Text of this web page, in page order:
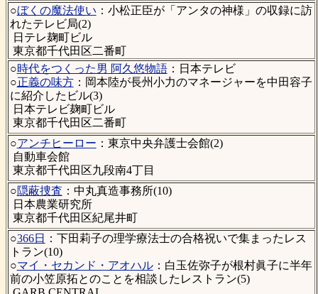
○ぼくの魔法使い ：小松正臣が「アンタの神様」の収録に訪
れたテレビ局(2)
日テレ麹町ビル
東京都千代田区二番町
○時代をつくった男 阿久悠物語：日本テレビ
○正義の味方：岡本陸が長州小力のマネージャーを中田容子
に紹介したビル(3)
日本テレビ麹町ビル
東京都千代田区二番町
○アンチヒーロー ：東京中央弁護士会館(2)
自動車会館
東京都千代田区九段南4丁目
○隠蔽捜査 ：中丸真造事務所(10)
日本農業研究所
東京都千代田区紀尾井町
○366日
：下田莉子の理学療法士の合格祝いで集まったレス
トラン(10)
○マイ・セカンド・アオハル：白玉佐弥子が根村眞子に半年
前の小笠原拓とのことを相談したレストラン(5)